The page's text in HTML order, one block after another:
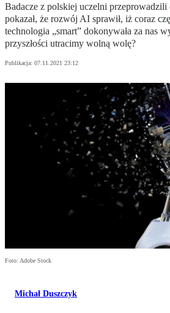
Badacze z polskiej uczelni przeprowadzili
pokazał, że rozwój AI sprawił, iż coraz
technologia „smart” dokonywała za nas
przyszłości utracimy wolną wolę?
Publikacja: 07.11.2021 23:12
Foto: Adobe Stock
Michał Duszczyk